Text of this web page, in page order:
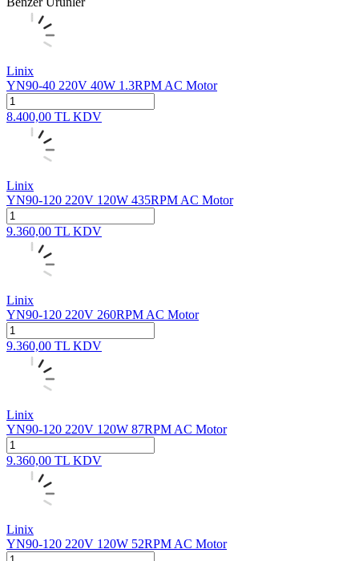
Linix
YN90-40 220V 40W 1.3RPM AC Motor
8.400,00 TL KDV
Linix
YN90-120 220V 120W 435RPM AC Motor
9.360,00 TL KDV
Linix
YN90-120 220V 260RPM AC Motor
9.360,00 TL KDV
Linix
YN90-120 220V 120W 87RPM AC Motor
9.360,00 TL KDV
Linix
YN90-120 220V 120W 52RPM AC Motor